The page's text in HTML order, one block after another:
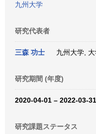
九州大学
研究代表者
三森 功士 九州大学,
研究期間 (年度)
2020-04-01 – 2022-03-31
研究課題ステータス